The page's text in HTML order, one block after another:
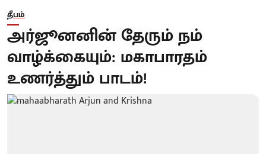
தீபம்
அர்ஜூனனின் தேரும் நம்
வாழ்க்கையும்: மகாபாரதம்
உணர்த்தும் பாடம்!